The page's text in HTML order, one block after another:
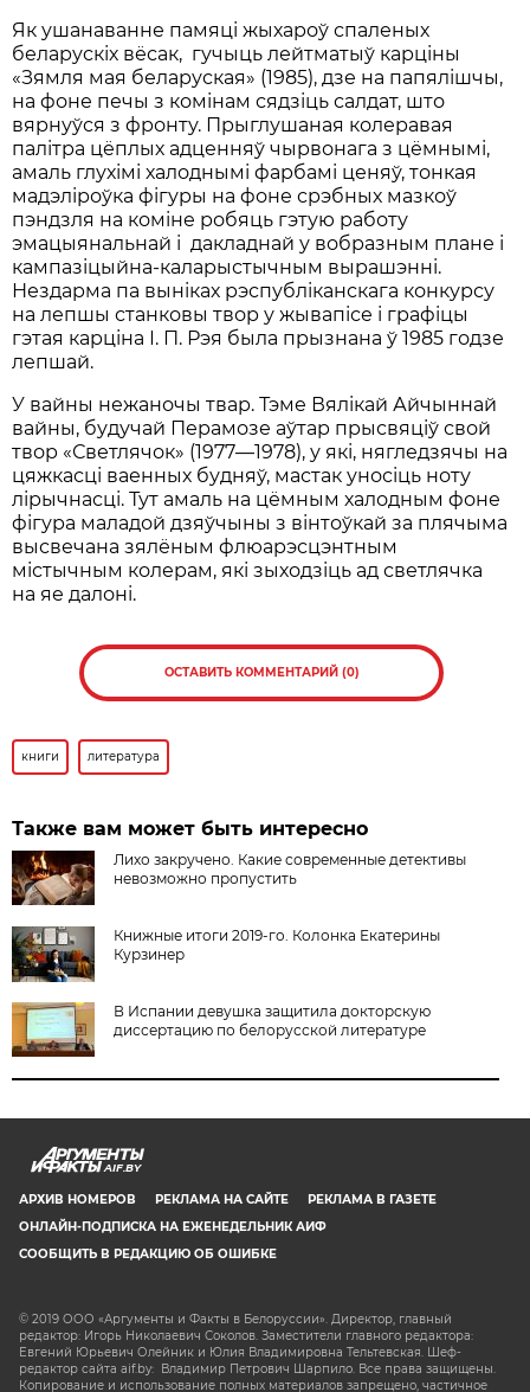
Як ушанаванне памяці жыхароў спаленых
беларускіх вёсак, гучыць лейтматыў карціны
«Зямля мая беларуская» (1985), дзе на папялішчы,
на фоне печы з комінам сядзіць салдат, што
вярнуўся з фронту. Прыглушаная колеравая
палітра цёплых адценняў чырвонага з цёмнымі,
амаль глухімі халоднымі фарбамі ценяў, тонкая
мадэліроўка фігуры на фоне срэбных мазкоў
пэндзля на коміне робяць гэтую работу
эмацыянальнай і дакладнай у вобразным плане і
кампазіцыйна-каларыстычным вырашэнні.
Нездарма па выніках рэспубліканскага конкурсу
на лепшы станковы твор у жывапісе і графіцы
гэтая карціна І. П. Рэя была прызнана ў 1985 годзе
лепшай.
У вайны нежаночы твар. Тэме Вялікай Айчыннай
вайны, будучай Перамозе аўтар прысвяціў свой
твор «Светлячок» (1977—1978), у які, нягледзячы на
цяжкасці ваенных будняў, мастак уносіць ноту
лірычнасці. Тут амаль на цёмным халодным фоне
фігура маладой дзяўчыны з вінтоўкай за плячыма
высвечана зялёным флюарэсцэнтным
містычным колерам, які зыходзіць ад светлячка
на яе далоні.
ОСТАВИТЬ КОММЕНТАРИЙ (0)
книги литература
Также вам может быть интересно
Лихо закручено. Какие современные детективы
невозможно пропустить
Книжные итоги 2019-го. Колонка Екатерины
Курзинер
В Испании девушка защитила докторскую
диссертацию по белорусской литературе
AIF.BY
АРХИВ НОМЕРОВ РЕКЛАМА НА САЙТЕ
РЕКЛАМА В ГАЗЕТЕ
ОНЛАЙН-ПОДПИСКА НА ЕЖЕНЕДЕЛЬНИК АИФ
СООБЩИТЬ В РЕДАКЦИЮ ОБ ОШИБКЕ
© 2019 ООО «Аргументы и Факты в Белоруссии». Директор, главный
редактор: Игорь Николаевич Соколов. Заместители главного редактора:
Евгений Юрьевич Олейник и Юлия Владимировна Тельтевская. Шеф-
редактор сайта aif.by: Владимир Петрович Шарпило. Все права защищены.
Копирование и использование полных материалов запрещено, частичное